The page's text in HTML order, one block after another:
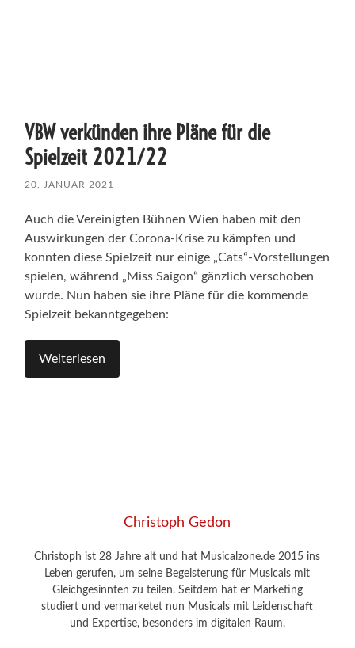
VBW verkünden ihre Pläne für die
Spielzeit 2021/22
20. JANUAR 2021
Auch die Vereinigten Bühnen Wien haben mit den
Auswirkungen der Corona-Krise zu kämpfen und
konnten diese Spielzeit nur einige „Cats“-Vorstellungen
spielen, während „Miss Saigon“ gänzlich verschoben
wurde. Nun haben sie ihre Pläne für die kommende
Spielzeit bekanntgegeben:
Weiterlesen
Christoph Gedon
Christoph ist 28 Jahre alt und hat Musicalzone.de 2015 ins
Leben gerufen, um seine Begeisterung für Musicals mit
Gleichgesinnten zu teilen. Seitdem hat er Marketing
studiert und vermarketet nun Musicals mit Leidenschaft
und Expertise, besonders im digitalen Raum.